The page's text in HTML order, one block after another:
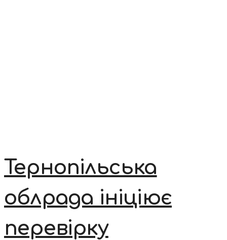
Тернопільська
облрада ініціює
перевірку